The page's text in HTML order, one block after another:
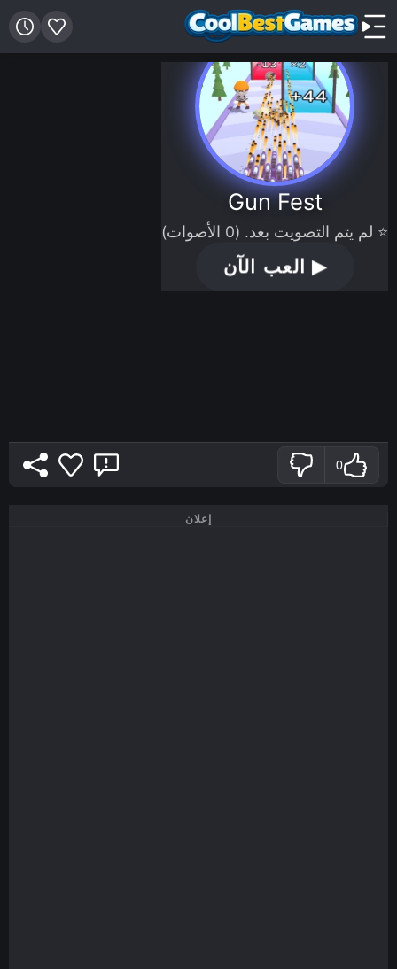
Gun Fest
⭐ لم يتم التصويت بعد. (0 الأصوات)
▶العب الآن
0
إعلان